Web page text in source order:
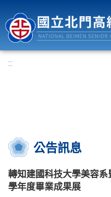
:::
公告訊息
轉知建國科技大學美容
學年度畢業成果展